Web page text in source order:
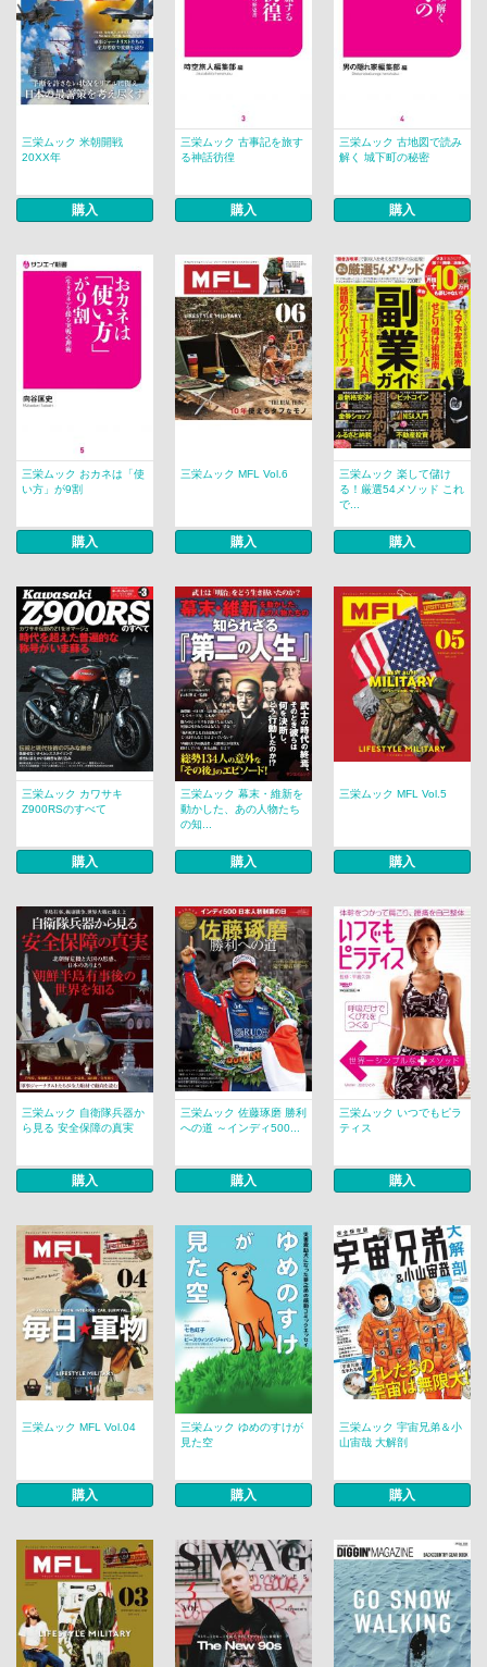
三栄ムック 米朝開戦
20XX年
購入
三栄ムック 古事記を旅す
る神話彷徨
購入
三栄ムック 古地図で読み
解く 城下町の秘密
購入
三栄ムック おカネは「使
い方」が9割
購入
三栄ムック MFL Vol.6
購入
三栄ムック 楽して儲け
る！厳選54メソッド これ
で...
購入
三栄ムック カワサキ
Z900RSのすべて
購入
三栄ムック 幕末・維新を
動かした、あの人物たち
の知...
購入
三栄ムック MFL Vol.5
購入
三栄ムック 自衛隊兵器か
ら見る 安全保障の真実
購入
三栄ムック 佐藤琢磨 勝利
への道 ～インディ500...
購入
三栄ムック いつでもピラ
ティス
購入
三栄ムック MFL Vol.04
購入
三栄ムック ゆめのすけが
見た空
購入
三栄ムック 宇宙兄弟＆小
山宙哉 大解剖
購入